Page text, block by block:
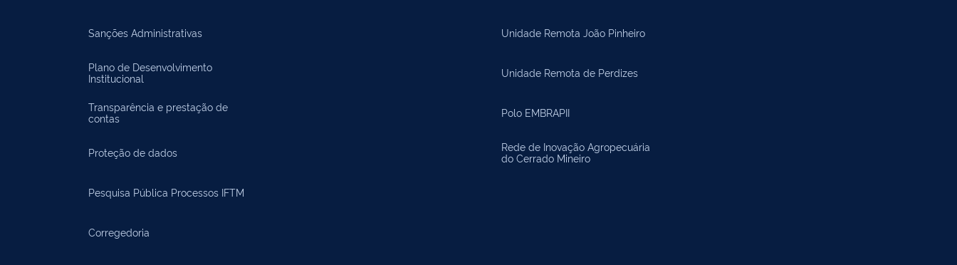
Sanções Administrativas
Plano de Desenvolvimento
Institucional
Transparência e prestação de
contas
Proteção de dados
Pesquisa Pública Processos IFTM
Corregedoria
Unidade Remota João Pinheiro
Unidade Remota de Perdizes
Polo EMBRAPII
Rede de Inovação Agropecuária
do Cerrado Mineiro